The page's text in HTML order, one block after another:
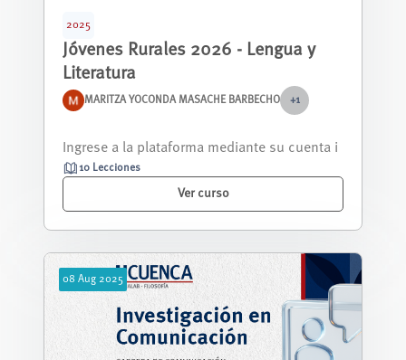
2025
Jóvenes Rurales 2026 - Lengua y
Literatura
MARITZA YOCONDA MASACHE BARBECHO +1
las competencias de lectura, escrit...
10 Lecciones
Ver curso
08 Aug 2025